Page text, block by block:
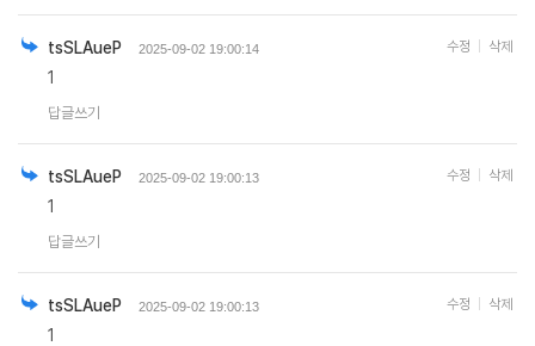
tsSLAueP 2025-09-02 19:00:14
1
답글쓰기
수정 삭제
tsSLAueP 2025-09-02 19:00:13
1
답글쓰기
수정 삭제
tsSLAueP 2025-09-02 19:00:13
1
수정 삭제